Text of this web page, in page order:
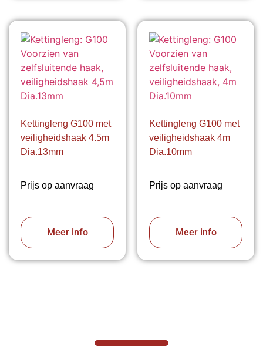
Kettingleng G100 met
veiligheidshaak 4.5m
Dia.13mm
Prijs op aanvraag
Meer info
Kettingleng G100 met
veiligheidshaak 4m
Dia.10mm
Prijs op aanvraag
Meer info